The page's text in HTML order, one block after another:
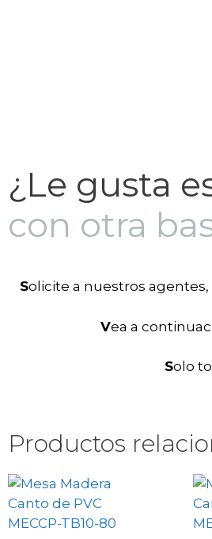
¿Le gusta
con otra
Solicite a nuestros agentes,
Vea a
Solo
Productos